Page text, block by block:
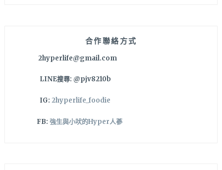
合作聯絡方式
2hyperlife@gmail.com
LINE搜尋: @pjv8210b
IG: 2hyperlife_foodie
FB: 強生與小吠的Hyper人蔘